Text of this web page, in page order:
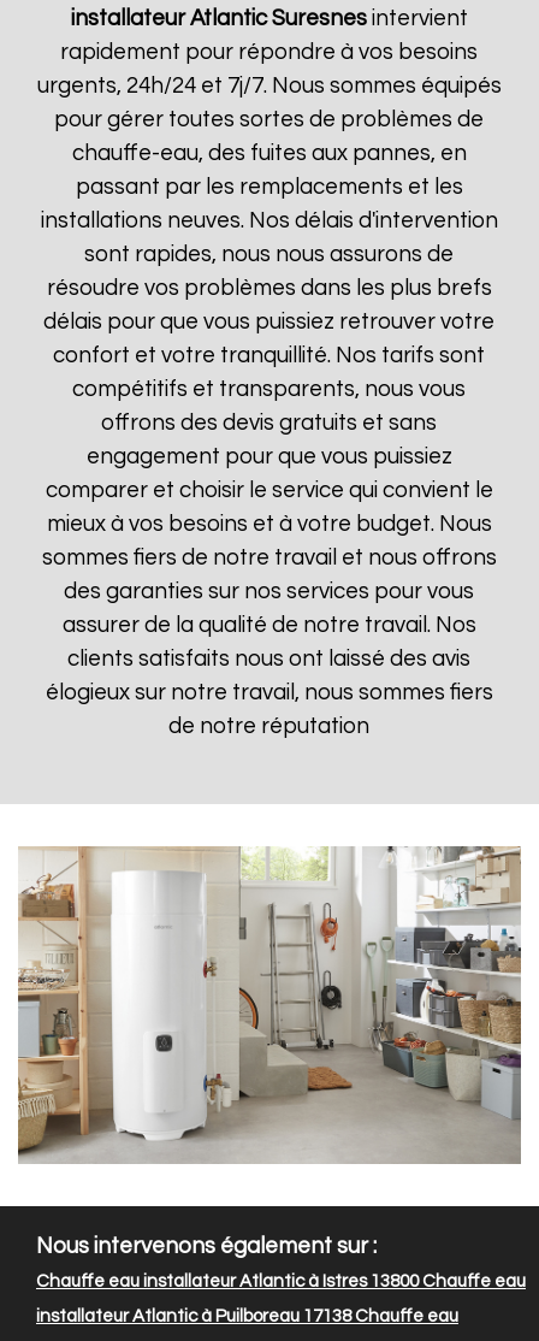
installateur Atlantic Suresnesintervient
rapidement pour répondre à vos besoins
urgents, 24h/24 et 7j/7. Nous sommes équipés
pour gérer toutes sortes de problèmes de
chauffe-eau, des fuites aux pannes, en
passant par les remplacements et les
installations neuves. Nos délais d'intervention
sont rapides, nous nous assurons de
résoudre vos problèmes dans les plus brefs
délais pour que vous puissiez retrouver votre
confort et votre tranquillité. Nos tarifs sont
compétitifs et transparents, nous vous
offrons des devis gratuits et sans
engagement pour que vous puissiez
comparer et choisir le service qui convient le
mieux à vos besoins et à votre budget. Nous
sommes fiers de notre travail et nous offrons
des garanties sur nos services pour vous
assurer de la qualité de notre travail. Nos
clients satisfaits nous ont laissé des avis
élogieux sur notre travail, nous sommes fiers
de notre réputation
Nous intervenons également sur :
Chauffe eau installateur Atlantic à Istres 13800Chauffe eau
installateur Atlantic à Puilboreau 17138Chauffe eau